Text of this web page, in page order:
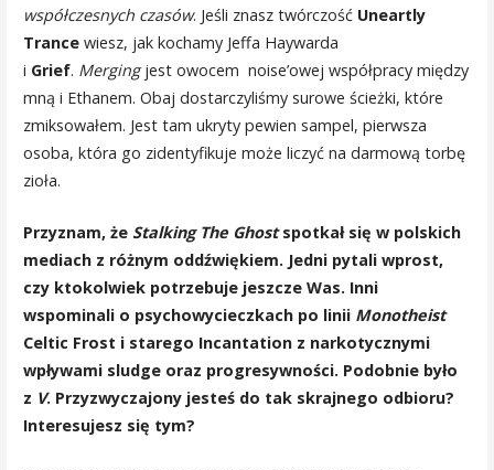
współczesnych czasów. Jeśli znasz twórczość Uneartly
Trancewiesz, jak kochamy Jeffa Haywarda
i Grief. Mergingjest owocem noise’owej współpracy między
mną i Ethanem. Obaj dostarczyliśmy surowe ścieżki, które
zmiksowałem. Jest tam ukryty pewien sampel, pierwsza
osoba, która go zidentyfikuje może liczyć na darmową torbę
zioła.
Przyznam, że Stalking The Ghost spotkał się w polskich
mediach z różnym oddźwiękiem. Jedni pytali wprost,
czy ktokolwiek potrzebuje jeszcze Was. Inni
wspominali o psychowycieczkach po linii Monotheist
Celtic Frost i starego Incantation z narkotycznymi
wpływami sludge oraz progresywności. Podobnie było
z V. Przyzwyczajony jesteś do tak skrajnego odbioru?
Interesujesz się tym?